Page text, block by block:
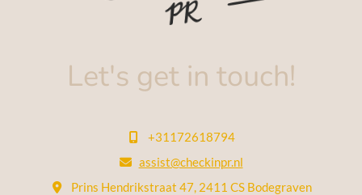
Let's get in touch!
 +31172618794
 assist@checkinpr.nl
Prins Hendrikstraat 47, 2411 CS Bodegraven